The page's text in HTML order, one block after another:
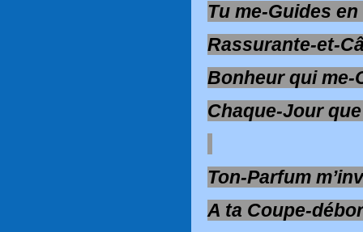
Tu me-Guides
Rassurante-et-
Bonheur qui me-
Chaque-Jour
Ton-Parfum
A ta Coupe-